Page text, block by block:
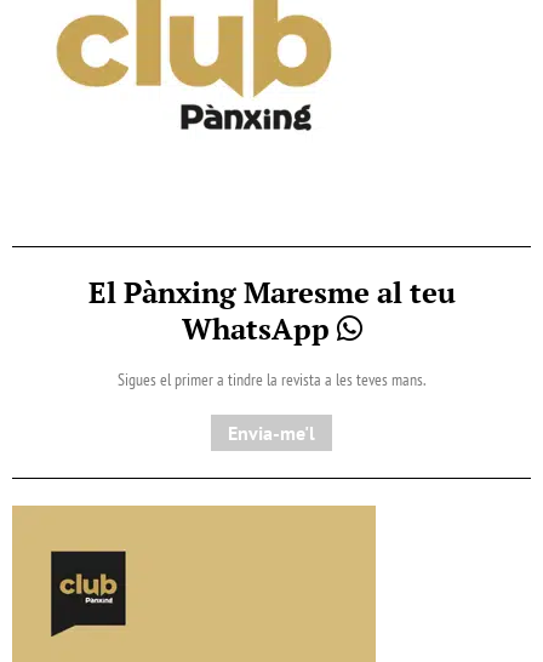
El Pànxing Maresme al teu
WhatsApp
Sigues el primer a tindre la revista a les teves mans.
Envia-me'l